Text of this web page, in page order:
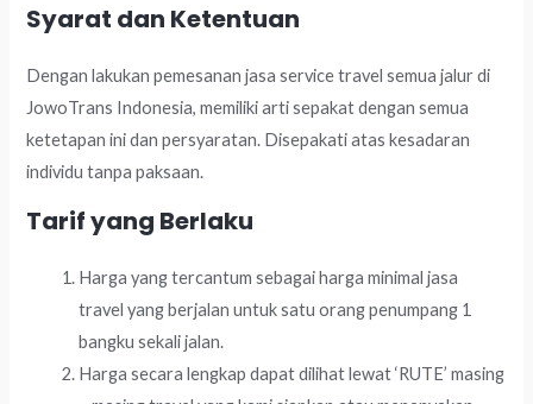
Syarat dan Ketentuan
Dengan lakukan pemesanan jasa service travel semua jalur di
JowoTrans Indonesia, memiliki arti sepakat dengan semua
ketetapan ini dan persyaratan. Disepakati atas kesadaran
individu tanpa paksaan.
Tarif yang Berlaku
Harga yang tercantum sebagai harga minimal jasa
travel yang berjalan untuk satu orang penumpang 1
bangku sekali jalan.
Harga secara lengkap dapat dilihat lewat ‘RUTE’ masing